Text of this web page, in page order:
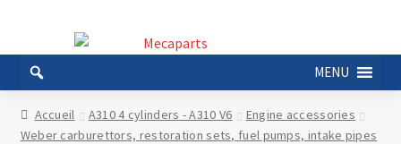
la
navigation
au
contenu
MENU
Accueil A310 4 cylinders - A310 V6
Engine accessories
Weber carburettors, restoration sets, fuel pumps, intake pipes